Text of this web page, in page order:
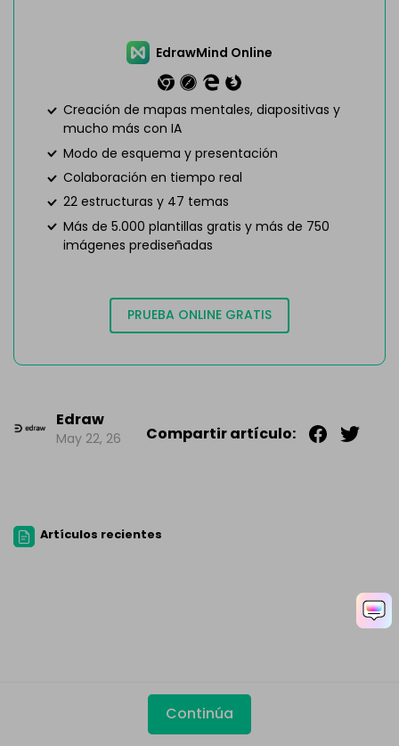
EdrawMind Online
Creación de mapas mentales, diapositivas y
mucho más con IA
Modo de esquema y presentación
Colaboración en tiempo real
22 estructuras y 47 temas
Más de 5.000 plantillas gratis y más de 750
imágenes prediseñadas
PRUEBA ONLINE GRATIS
Edraw
May 22, 26 Compartir artículo:
Artículos recientes
Continúa